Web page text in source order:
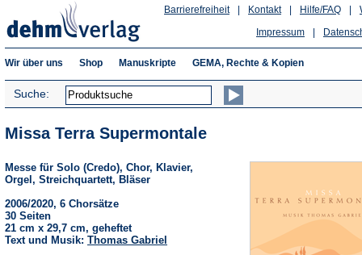
Hilfe/FAQ
Kontakt
Barrierefreiheit
Impressum
Wir über uns Shop Manuskripte GEMA, Rechte & Kopien
Suche:
Missa Terra Supermontale
Messe für Solo (Credo), Chor, Klavier,
Orgel, Streichquartett, Bläser
2006/2020, 6 Chorsätze
30 Seiten
21 cm x 29,7 cm, geheftet
Text und Musik: Thomas Gabriel